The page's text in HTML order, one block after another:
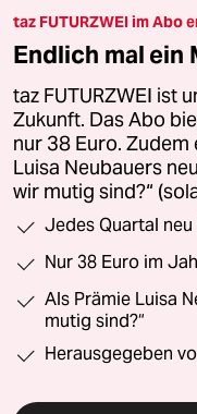
taz FUTURZWEI im Abo
Endlich mal ein
taz FUTURZWEI ist
Zukunft. Das Abo
nur 38 Euro. Zudem
Luisa Neubauers
wir mutig sind?“
Jedes Quartal
Nur 38 Euro im
Als Prämie Luisa
mutig sind?“
Herausgegeben